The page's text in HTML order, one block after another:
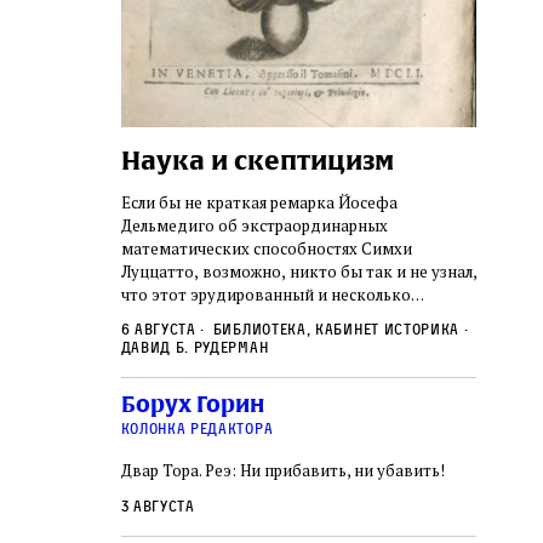
смысл и
и
человек,
возмущение
Наука и скептицизм
Если бы не краткая ремарка Йосефа
Дельмедиго об экстраординарных
математических способностях Симхи
Луццатто, возможно, никто бы так и не узнал,
что этот эрудированный и несколько
какое‑то отношение к научной деятельности.
из раввинов Венеции
6 августа
Библиотека, кабинет историка
Давид Б. Рудерман
Борух Горин
колонка редактора
Двар Тора. Реэ: Ни прибавить, ни убавить!
3 августа